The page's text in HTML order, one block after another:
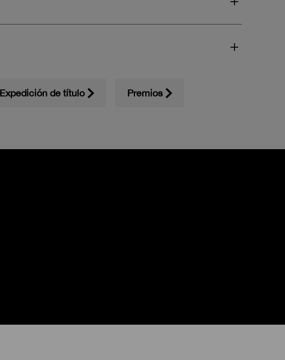
Expedición de título Premios